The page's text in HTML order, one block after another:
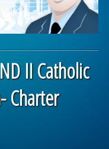
II Catholic
Charter